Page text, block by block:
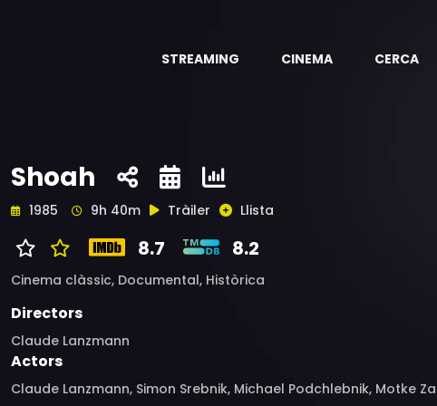
STREAMING CINEMA CERCA
Shoah
1985 9h 40m Tràiler Llista
8.7 8.2
Cinema clàssic, Documental, Històrica
Directors
Claude Lanzmann
Actors
Claude Lanzmann, Simon Srebnik, Michael Podchlebnik, Motke